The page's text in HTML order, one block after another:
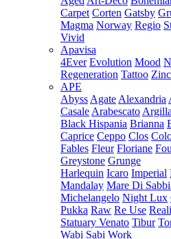
Carpet Corten Gatsby
Magma Norway Regio
Vivid
Apavisa
4Ever Evolution Mood
Regeneration Tattoo Zinc
APE
Abyss Agate Alexandria
Casale Arabescato
Black Hispania Brianna
Caprice Ceppo Clos
Fables Fleur Floriane
Greystone Grunge
Harlequin Icaro Imperial
Mandalay Mare Di
Michelangelo Night Lux
Pukka Raw Re Use
Statuary Venato Tibur
Wabi Sabi Work